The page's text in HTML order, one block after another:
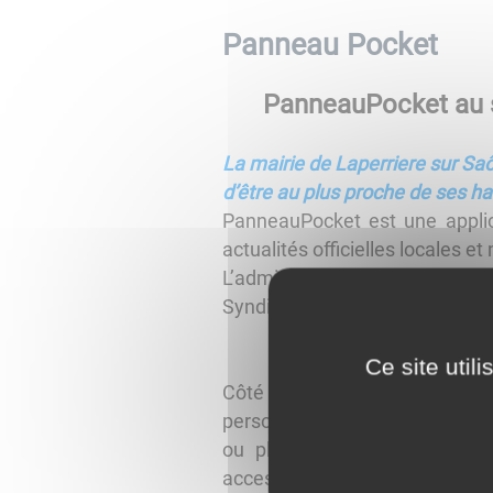
Panneau Pocket
PanneauPocket
La mairie de Laperriere sur
d’être au plus proche de ses
PanneauPocket est une
actualités officielles locales et
L’administré met en favoris
Syndicat des eaux, de
Tout
Côté habitants,
personnelles. Il suffit de
ou plusieurs collectivités.
accessible également depuis
Ce site